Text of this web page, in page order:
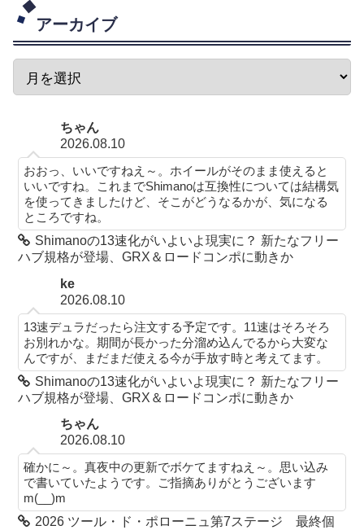
アーカイブ
ちゃん
2026.08.10
おおっ、いいですねえ～。ホイールがそのまま使えると
いいですね。これまでShimanoは互換性については結構気
を使ってきましたけど、そこがどうなるかが、気になる
ところですね。
Shimanoの13速化がいよいよ現実に？ 新たなフリー
ハブ規格が登場、GRX＆ロードコンポに動きか
ke
2026.08.10
13速デュラだったら注文する予定です。11速はそろそろ
お別れかな。期間が長かった分溜め込んでるから大変な
んですが、まだまだ使える今が手放す時と考えてます。
Shimanoの13速化がいよいよ現実に？ 新たなフリー
ハブ規格が登場、GRX＆ロードコンポに動きか
ちゃん
2026.08.10
確かに～。真夜中の更新でボケてますねえ～。思い込み
で書いていたようです。ご指摘ありがとうございます
m(__)m
2026 ツール・ド・ポローニュ第7ステージ 最終個